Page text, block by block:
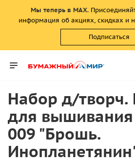
Мы теперь в MAX.
информация об акциях, скидках и
Подписаться
Набор д/творч.
для
009 "Брошь.